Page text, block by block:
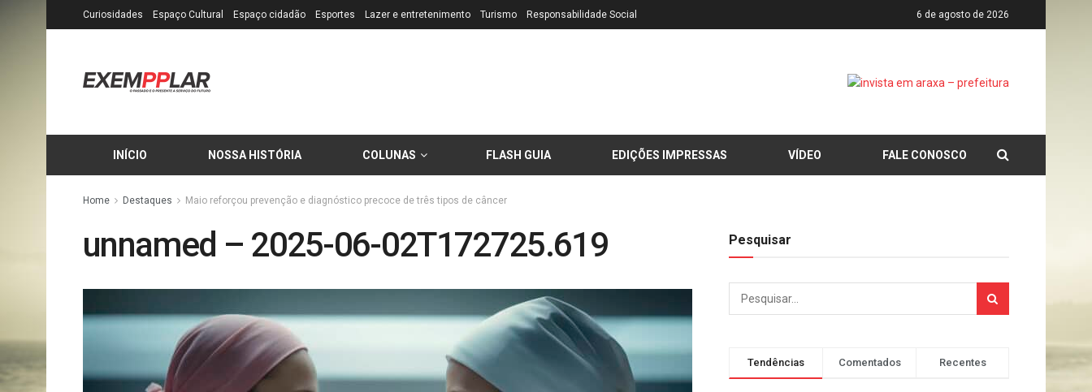
Curiosidades Espaço Cultural Espaço cidadão Esportes Lazer e entretenimento Turismo Responsabilidade Social 6 de agosto de 2026
INÍCIO NOSSA HISTÓRIA COLUNAS FLASH GUIA EDIÇÕES IMPRESSAS VÍDEO FALE CONOSCO
Home Destaques Maio reforçou prevenção e diagnóstico precoce de três tipos de câncer
unnamed – 2025-06-02T172725.619 Pesquisar
Tendências Comentados Recentes